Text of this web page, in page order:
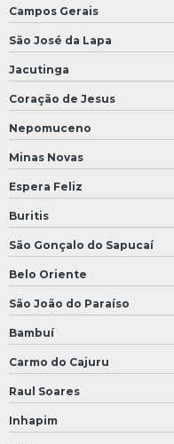
Campos Gerais
São José da Lapa
Jacutinga
Coração de Jesus
Nepomuceno
Minas Novas
Espera Feliz
Buritis
São Gonçalo do Sapucaí
Belo Oriente
São João do Paraíso
Bambuí
Carmo do Cajuru
Raul Soares
Inhapim